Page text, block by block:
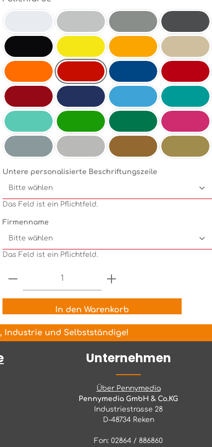
Weiß Hellgrau Mittelgrau Antrazit
Schwarz Schwefelgelb Goldgelb Beige
Orange Hellrot Enzianblau Rot
Dunkelrot Dunkelblau Electricblue Türkis
Mint Electricgreen Grün Pink
Untere personalisierte Beschriftungszeile
Das Feld ist ein Pflichtfeld.
Firmenname
Das Feld ist ein Pflichtfeld.
Produkt Anzahl: Gib den
In den Warenkorb
Industrie und Selbstständige!
Unternehmen
Über Pennymedia
Pennymedia GmbH & Co.KG
Industriestrasse 28
D-48734 Reken
Fon: 02864 / 886860